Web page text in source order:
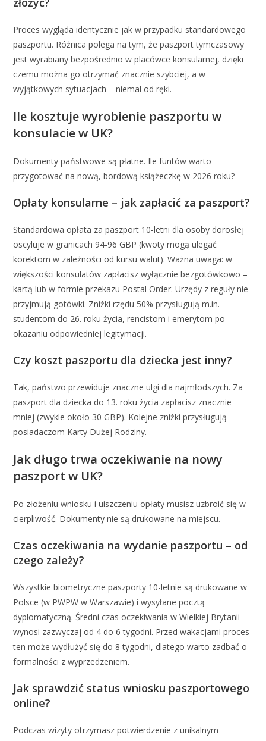
Proces wygląda identycznie jak w przypadku standardowego
paszportu. Różnica polega na tym, że paszport tymczasowy
jest wyrabiany bezpośrednio w placówce konsularnej, dzięki
czemu można go otrzymać znacznie szybciej, a w
wyjątkowych sytuacjach – niemal od ręki.
Ile kosztuje wyrobienie paszportu w
konsulacie w UK?
Dokumenty państwowe są płatne. Ile funtów warto
przygotować na nową, bordową książeczkę w 2026 roku?
Opłaty konsularne – jak zapłacić za paszport?
Standardowa opłata za paszport 10-letni dla osoby dorosłej
oscyluje w granicach 94-96 GBP (kwoty mogą ulegać
korektom w zależności od kursu walut). Ważna uwaga: w
większości konsulatów zapłacisz wyłącznie bezgotówkowo –
kartą lub w formie przekazu Postal Order. Urzędy z reguły nie
przyjmują gotówki. Zniżki rzędu 50% przysługują m.in.
studentom do 26. roku życia, rencistom i emerytom po
okazaniu odpowiedniej legitymacji.
Czy koszt paszportu dla dziecka jest inny?
Tak, państwo przewiduje znaczne ulgi dla najmłodszych. Za
paszport dla dziecka do 13. roku życia zapłacisz znacznie
mniej (zwykle około 30 GBP). Kolejne zniżki przysługują
posiadaczom Karty Dużej Rodziny.
Jak długo trwa oczekiwanie na nowy
paszport w UK?
Po złożeniu wniosku i uiszczeniu opłaty musisz uzbroić się w
cierpliwość. Dokumenty nie są drukowane na miejscu.
Czas oczekiwania na wydanie paszportu – od
czego zależy?
Wszystkie biometryczne paszporty 10-letnie są drukowane w
Polsce (w PWPW w Warszawie) i wysyłane pocztą
dyplomatyczną. Średni czas oczekiwania w Wielkiej Brytanii
wynosi zazwyczaj od 4 do 6 tygodni. Przed wakacjami proces
ten może wydłużyć się do 8 tygodni, dlatego warto zadbać o
formalności z wyprzedzeniem.
Jak sprawdzić status wniosku paszportowego
online?
Podczas wizyty otrzymasz potwierdzenie z unikalnym